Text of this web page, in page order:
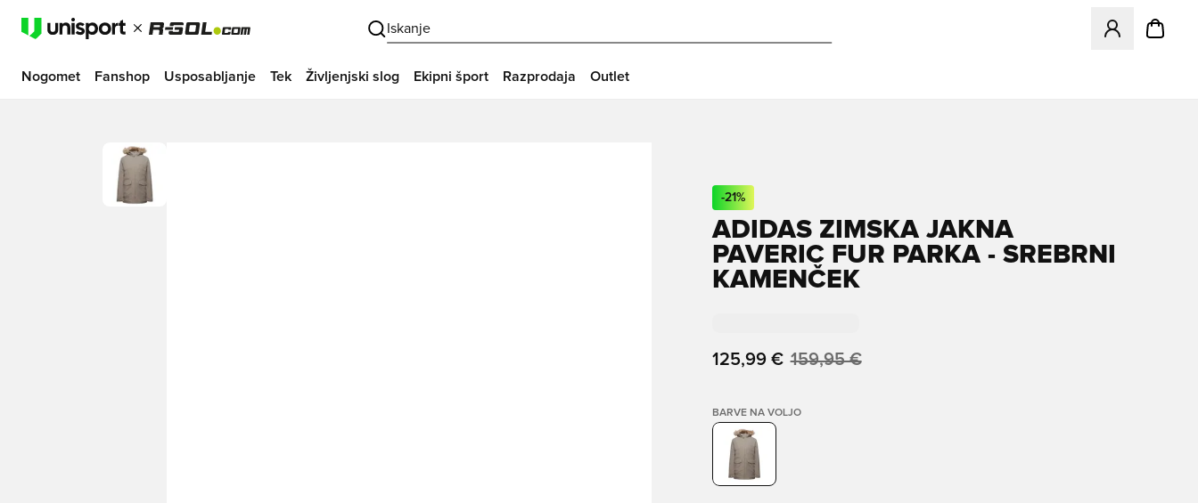
Iskanje
Odpre Modal
Nogomet Fanshop Usposabljanje Tek Življenjski slog Ekipni šport Razprodaja Outlet
-21%
ADIDAS ZIMSKA JAKNA
PAVERIC FUR PARKA - SREBRNI
KAMENČEK
125,99 € 159,95 €
BARVE NA VOLJO